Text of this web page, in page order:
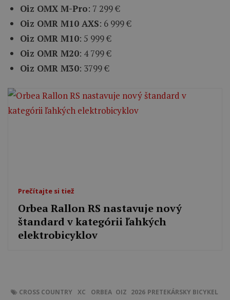
Oiz OMX M-Pro: 7 299 €
Oiz OMR M10 AXS: 6 999 €
Oiz OMR M10: 5 999 €
Oiz OMR M20: 4 799 €
Oiz OMR M30: 3799 €
Prečítajte si tiež
Orbea Rallon RS nastavuje nový
štandard v kategórii ľahkých
elektrobicyklov
CROSS COUNTRY XC ORBEA OIZ 2026 PRETEKÁRSKY BICYKEL